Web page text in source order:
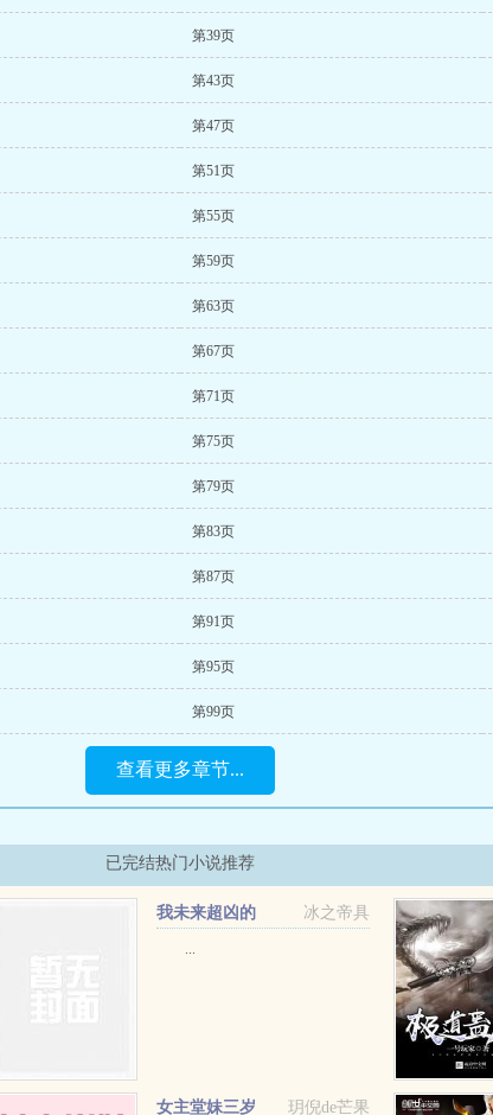
第39页
第43页
第47页
第51页
第55页
第59页
第63页
第67页
第71页
第75页
第79页
第83页
第87页
第91页
第95页
第99页
查看更多章节...
已完结热门小说推荐
冰之帝具
我未来超凶的
...
玥倪de芒果
女主堂妹三岁